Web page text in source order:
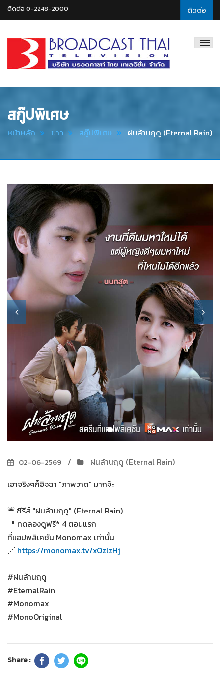
ติดต่อ
ติดต่อ 0-2248-2000
Thai
สกู๊ปพิเศษ
หน้าหลัก ข่าว สกู๊ปพิเศษ ฝนล้านฤดู (Eternal Rain)
02-06-2569
ฝนล้านฤดู (Eternal Rain)
เอาจริงๆก็อิจฉา "ภาพวาด" มากจ๊ะ
☔ ซีรีส์ "ฝนล้านฤดู" (Eternal Rain)
📍 ทดลองดูฟรี* 4 ตอนแรก
ที่แอปพลิเคชัน Monomax เท่านั้น
🔗 https://monomax.tv/xOzlzHj
#ฝนล้านฤดู
#EternalRain
#Monomax
#MonoOriginal
Share :